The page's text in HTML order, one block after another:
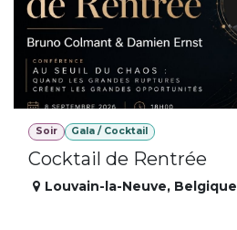
Soir Gala / Cocktail
Cocktail de Rentrée
Louvain-la-Neuve, Belgique